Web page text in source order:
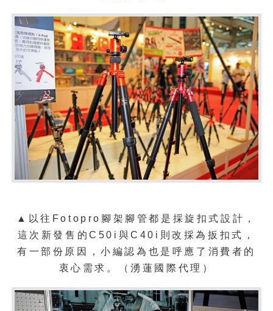
▲以往 Fotopro腳架腳管都是採旋扣式設計，
這次新發售的C50i與C40i則改採為扳扣式，
有一部份原因，小編認為也是呼應了消費者的
衷心需求。
（湧蓮國際代理）